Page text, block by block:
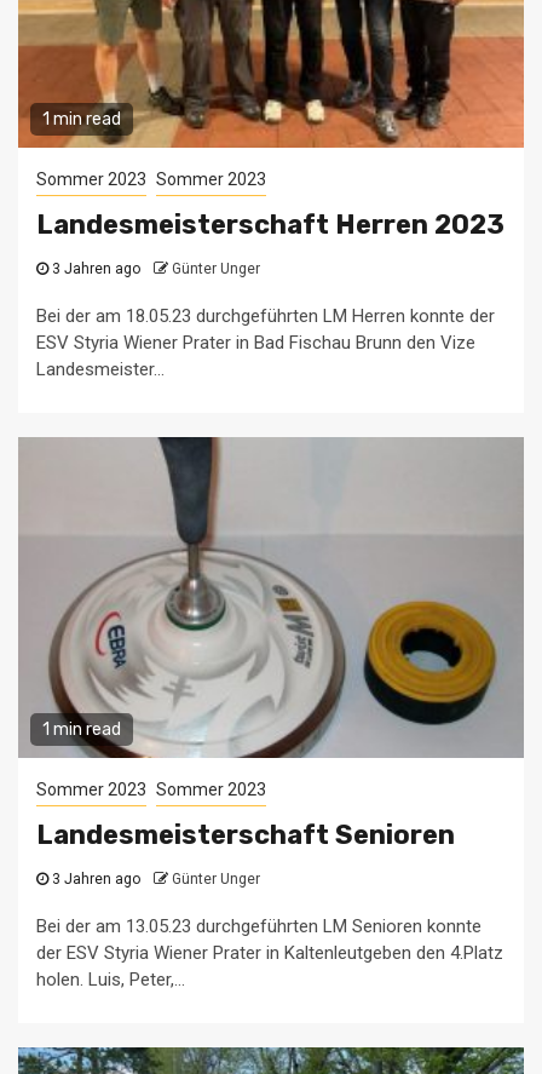
1 min read
Sommer 2023 Sommer 2023
Landesmeisterschaft Herren 2023
3 Jahren ago Günter Unger
Bei der am 18.05.23 durchgeführten LM Herren konnte der
ESV Styria Wiener Prater in Bad Fischau Brunn den Vize
Landesmeister...
1 min read
Sommer 2023 Sommer 2023
Landesmeisterschaft Senioren
3 Jahren ago Günter Unger
Bei der am 13.05.23 durchgeführten LM Senioren konnte
der ESV Styria Wiener Prater in Kaltenleutgeben den 4.Platz
holen. Luis, Peter,...